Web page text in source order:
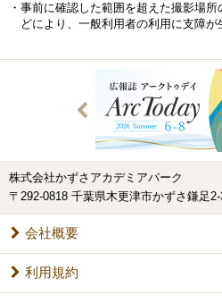
・事前に確認した範囲を超えた撮影場
どにより、一般利用者の利用に支障が
株式会社かずさアカデミアパーク
〒292-0818 千葉県木更津市かずさ鎌足2-
会社概要
利用規約